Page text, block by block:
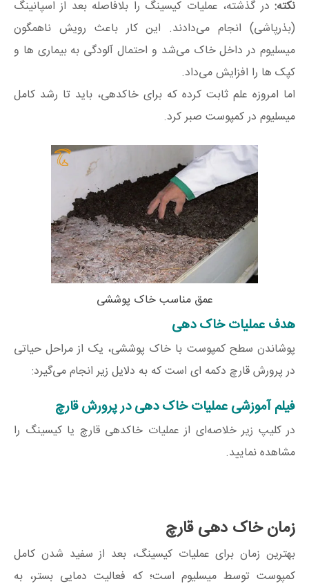
نکته: در گذشته، عملیات کیسینگ را بلافاصله بعد از اسپانینگ
(بذرپاشی) انجام می‌دادند. این کار باعث رویش ناهمگون
میسلیوم در داخل خاک می‌شد و احتمال آلودگی به بیماری ها و
کپک ها را افزایش می‌داد.
اما امروزه علم ثابت کرده که برای خاکدهی، باید تا رشد کامل
میسلیوم در کمپوست صبر کرد.
عمق مناسب خاک پوششی
هدف عملیات خاک دهی
پوشاندن سطح کمپوست با خاک پوششی، یک از مراحل حیاتی
در پرورش قارچ دکمه ای است که به دلایل زیر انجام می‌گیرد:
فیلم آموزشی عملیات خاک دهی در پرورش قارچ
در کلیپ زیر خلاصه‌ای از عملیات خاکدهی قارچ یا کیسینگ را
مشاهده نمایید.
زمان خاک دهی قارچ
بهترین زمان برای عملیات کیسینگ، بعد از سفید شدن کامل
کمپوست توسط میسلیوم است؛ که فعالیت دمایی بستر، به